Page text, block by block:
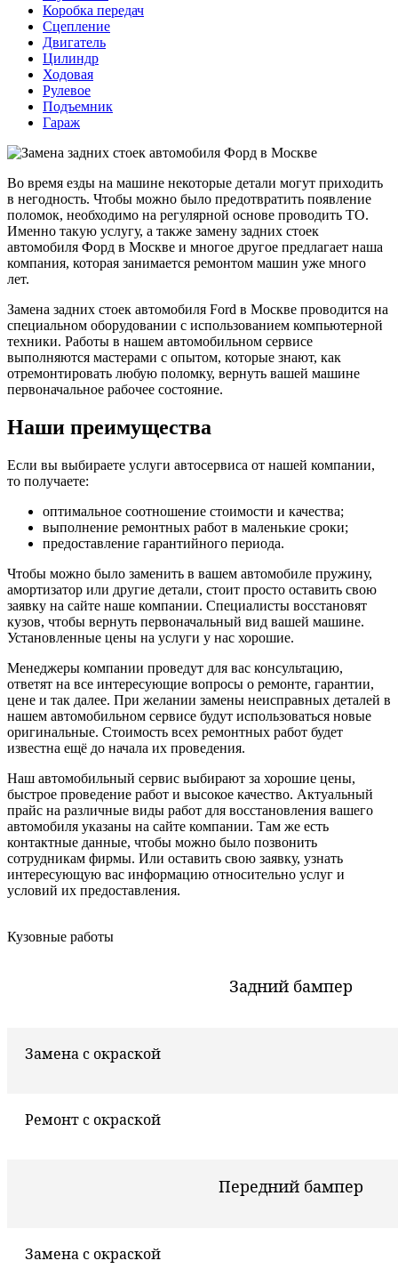
Коробка передач
Сцепление
Двигатель
Цилиндр
Ходовая
Рулевое
Подъемник
Гараж
Во время езды на машине некоторые детали могут приходить
в негодность. Чтобы можно было предотвратить появление
поломок, необходимо на регулярной основе проводить ТО.
Именно такую услугу, а также замену задних стоек
автомобиля Форд в Москве и многое другое предлагает наша
компания, которая занимается ремонтом машин уже много
лет.
Замена задних стоек автомобиля Ford в Москве проводится на
специальном оборудовании с использованием компьютерной
техники. Работы в нашем автомобильном сервисе
выполняются мастерами с опытом, которые знают, как
отремонтировать любую поломку, вернуть вашей машине
первоначальное рабочее состояние.
Наши преимущества
Если вы выбираете услуги автосервиса от нашей компании,
то получаете:
оптимальное соотношение стоимости и качества;
выполнение ремонтных работ в маленькие сроки;
предоставление гарантийного периода.
Чтобы можно было заменить в вашем автомобиле пружину,
амортизатор или другие детали, стоит просто оставить свою
заявку на сайте наше компании. Специалисты восстановят
кузов, чтобы вернуть первоначальный вид вашей машине.
Установленные цены на услуги у нас хорошие.
Менеджеры компании проведут для вас консультацию,
ответят на все интересующие вопросы о ремонте, гарантии,
цене и так далее. При желании замены неисправных деталей в
нашем автомобильном сервисе будут использоваться новые
оригинальные. Стоимость всех ремонтных работ будет
известна ещё до начала их проведения.
Наш автомобильный сервис выбирают за хорошие цены,
быстрое проведение работ и высокое качество. Актуальный
прайс на различные виды работ для восстановления вашего
автомобиля указаны на сайте компании. Там же есть
контактные данные, чтобы можно было позвонить
сотрудникам фирмы. Или оставить свою заявку, узнать
интересующую вас информацию относительно услуг и
условий их предоставления.
Кузовные работы
Задний бампер
Замена с окраской
Ремонт с окраской
Передний бампер
Замена с окраской